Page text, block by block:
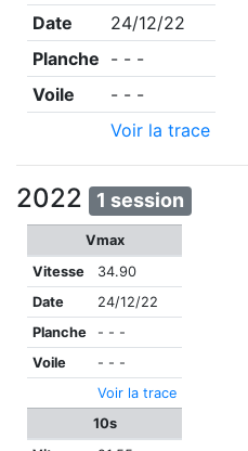
Date
24/12/22
Planche - - -
Voile
- - -
Voir la trace
2022 1 session
Vmax
Vitesse
34.90
Date
24/12/22
Planche
- - -
Voile
- - -
Voir la trace
10s